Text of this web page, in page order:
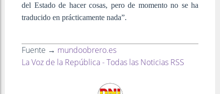
del Estado de hacer cosas, pero de momento no se ha
traducido en prácticamente nada”.
Fuente → mundoobrero.es
La Voz de la República - Todas las Noticias RSS